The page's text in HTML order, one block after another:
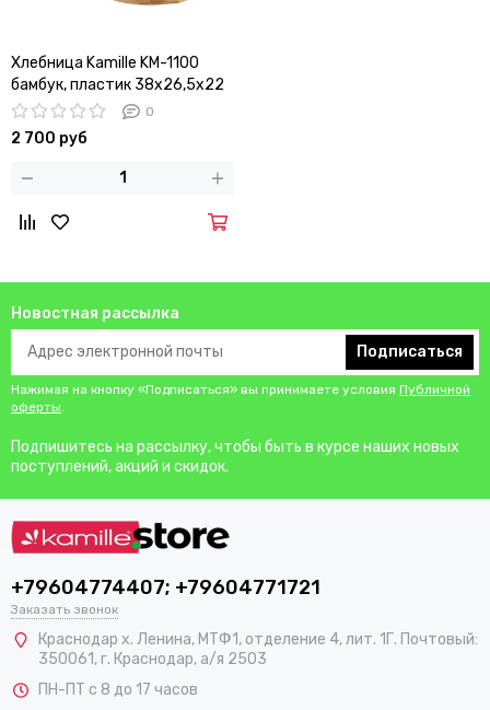
Хлебница Kamille KM-1100
бамбук, пластик 38х26,5х22
см.
0
2 700 руб
Новостная рассылка
Подписаться
Нажимая на кнопку «Подписаться» вы принимаете условия Публичной
оферты.
Подпишитесь на рассылку, чтобы быть в курсе наших новых
поступлений, акций и скидок.
+79604774407; +79604771721
Заказать звонок
Краснодар х. Ленина, МТФ1, отделение 4, лит. 1Г. Почтовый:
350061, г. Краснодар, а/я 2503
ПН-ПТ с 8 до 17 часов